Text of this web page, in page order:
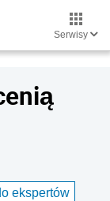
Serwisy
ekspertów